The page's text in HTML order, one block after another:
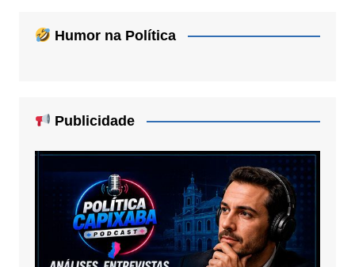
Humor na Política
Publicidade